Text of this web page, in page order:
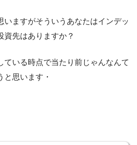
いますがそういうあなたはインデッ
資先はありますか？
ている時点で当たり前じゃんなんて
と思います・